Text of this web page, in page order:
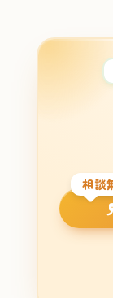
相談